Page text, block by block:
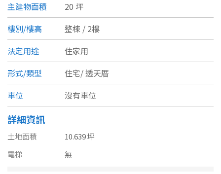
宜蘭縣
桃園市
新竹市
新竹縣
苗栗縣
類型(可複選)
不拘 公寓
別墅 透天厝
辦公
廠辦
坪數
主建物面積
20 坪
樓別/樓高
整棟 / 2樓
法定用途
住家用
形式/類型
住宅/透天厝
車位
沒有車位
詳細資訊
土地面積
10.639 坪
電梯
無